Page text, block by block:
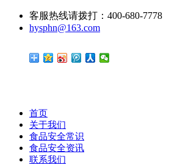
客服热线请拨打：400-680-7778
hysphn@163.com
首页
关于我们
食品安全常识
食品安全资讯
联系我们